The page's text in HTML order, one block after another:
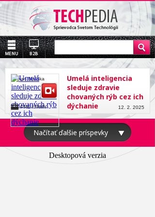
Umelá inteligencia
sleduje zdravie
chovaných rýb cez ich
dýchanie
Roman Mališka
12. 2. 2025
PRE FIRMY
Načítať ďalšie príspevky
Desktopová verzia